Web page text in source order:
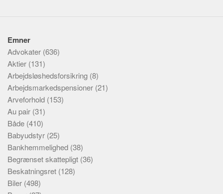
Emner
Advokater (636)
Aktier (131)
Arbejdsløshedsforsikring (8)
Arbejdsmarkedspensioner (21)
Arveforhold (153)
Au pair (31)
Både (410)
Babyudstyr (25)
Bankhemmelighed (38)
Begrænset skattepligt (36)
Beskatningsret (128)
Biler (498)